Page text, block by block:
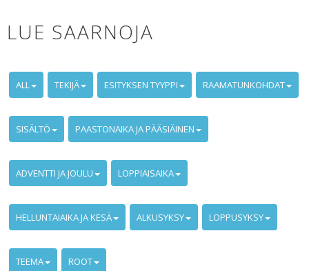
LUE SAARNOJA
ALL TEKIJÄ ESITYKSEN TYYPPI RAAMATUNKOHDAT
SISÄLTÖ PAASTONAIKA JA PÄÄSIÄINEN
ADVENTTI JA JOULU LOPPIAISAIKA
HELLUNTAIAIKA JA KESÄ ALKUSYKSY LOPPUSYKSY
TEEMA ROOT